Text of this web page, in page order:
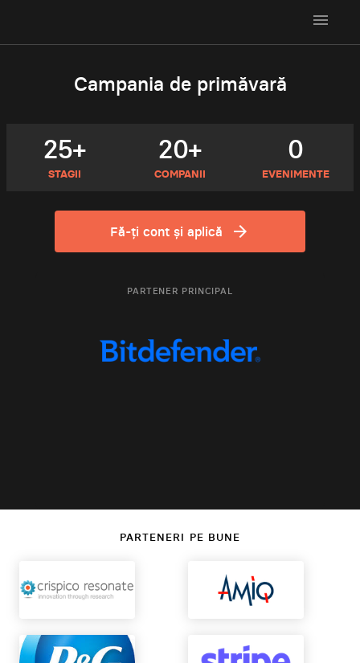
menu
Campania de primăvară
25+
STAGII
20+
COMPANII
0
EVENIMENTE
Fă-ți cont și aplică arrow_forward
PARTENER PRINCIPAL
PARTENERI PE BUNE